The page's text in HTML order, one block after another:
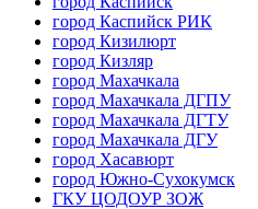
город Каспийск РИК
город Кизилюрт
город Кизляр
город Махачкала
город Махачкала ДГПУ
город Махачкала ДГТУ
город Махачкала ДГУ
город Хасавюрт
город Южно-Сухокумск
ГКУ ЦОДОУР ЗОЖ